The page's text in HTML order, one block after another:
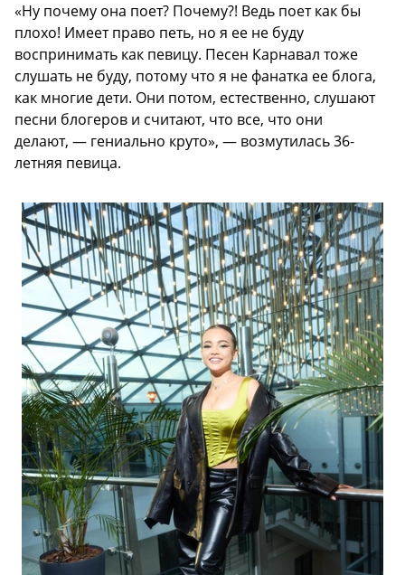
«Ну почему она поет? Почему?! Ведь поет как бы
плохо! Имеет право петь, но я ее не буду
воспринимать как певицу. Песен Карнавал тоже
слушать не буду, потому что я не фанатка ее блога,
как многие дети. Они потом, естественно, слушают
песни блогеров и считают, что все, что они
делают, — гениально круто», — возмутилась 36-
летняя певица.